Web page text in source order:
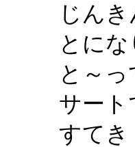
じん
とにな
と～
サート
すてき